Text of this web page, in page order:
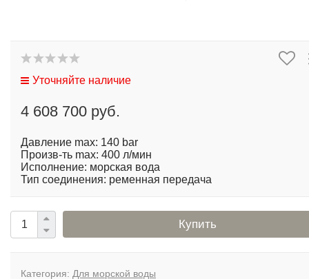
Уточняйте наличие
4 608 700 руб.
Давление max: 140 bar
Произв-ть max: 400 л/мин
Исполнение: морская вода
Тип соединения: ременная передача
Купить
Категория: Для морской воды